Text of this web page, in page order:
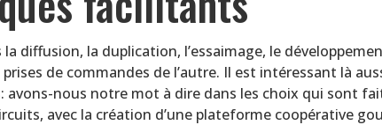
diffusion, la duplication, l’essaimage, le
de commandes de l’autre. Il est intéressant là
avons-nous notre mot à dire dans les choix qui sont
avec la création d’une plateforme coopérative